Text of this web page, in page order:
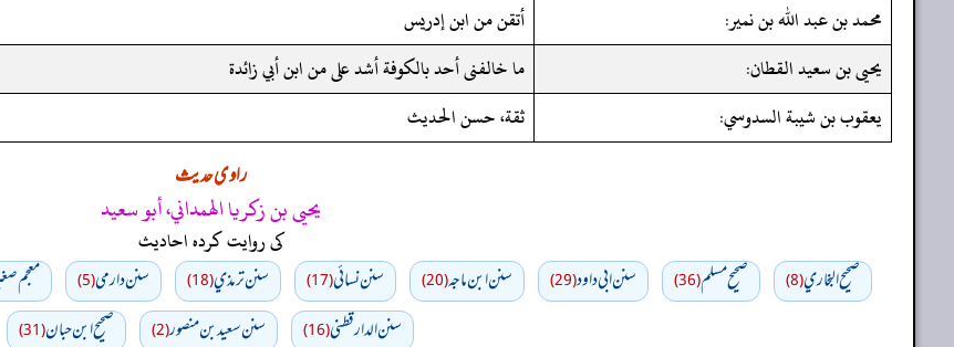
محمد بن عبد الله بن نمير:
أتقن من ابن إدريس
يحيى بن سعيد القطان:
ما خالفنى أحد بالكوفة أشد على من ابن أبي زائدة
يعقوب بن شيبة السدوسي:
ثقة، حسن الحديث
راوی حدیث
يحيى بن زكريا الهمداني، أبو سعيد
کی روایت کردہ احادیث
صحيح البخاري(8) صحيح مسلم(36) سنن ابي داود(29) سنن ابن ماجه(20) سنن نسائي(17) سنن ترمذي(18) سنن دارمي(5) معجم
سنن الدارقطني(16) سنن سعید بن منصور(2) صحیح ابن حبان(31)